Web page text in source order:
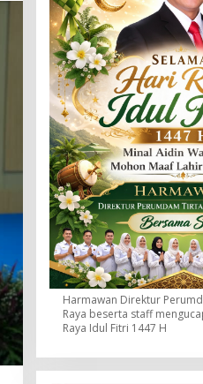
Harmawan Direktur
Raya beserta staff
Raya Idul Fitri 1447 H